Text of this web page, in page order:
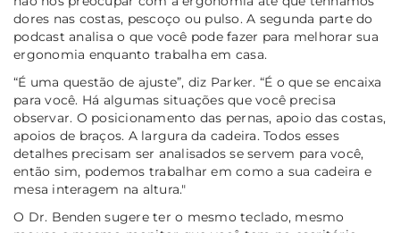
dores nas costas, pescoço ou pulso. A segunda parte do
podcast analisa o que você pode fazer para melhorar sua
ergonomia enquanto trabalha em casa.
“É uma questão de ajuste”, diz Parker. “É o que se encaixa
para você. Há algumas situações que você precisa
observar. O posicionamento das pernas, apoio das costas,
apoios de braços. A largura da cadeira. Todos esses
detalhes precisam ser analisados se servem para você,
então sim, podemos trabalhar em como a sua cadeira e
mesa interagem na altura."
O Dr. Benden sugere ter o mesmo teclado, mesmo